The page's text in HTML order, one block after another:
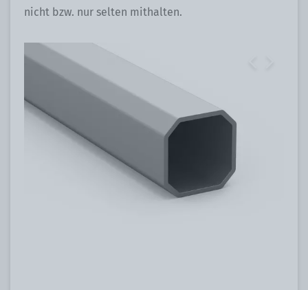
nicht bzw. nur selten mithalten.